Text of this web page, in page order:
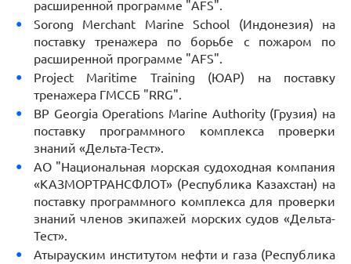
расширенной программе "AFS".
Sorong Merchant Marine School (Индонезия) на
поставку тренажера по борьбе с пожаром по
расширенной программе "AFS".
Project Maritime Training (ЮАР) на поставку
тренажера ГМССБ "RRG".
BP Georgia Operations Marine Authority (Грузия) на
поставку программного комплекса проверки
знаний «Дельта-Тест».
АО "Национальная морская судоходная компания
«КАЗМОРТРАНСФЛОТ» (Республика Казахстан) на
поставку программного комплекса для проверки
знаний членов экипажей морских судов «Дельта-
Тест».
Атырауским институтом нефти и газа (Республика